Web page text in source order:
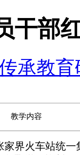
干部
承教育
教学内容
家界火车站统一